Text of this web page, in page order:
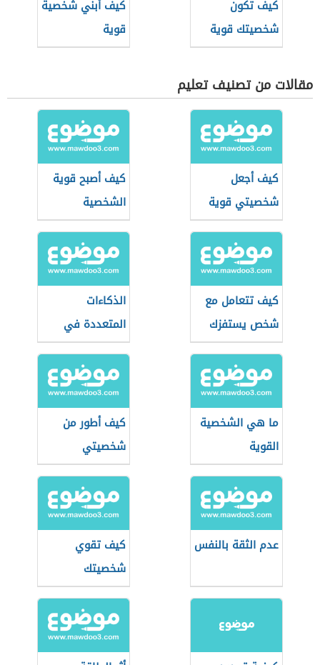
كيف تكون
شخصيتك قوية
كيف أبني شخصية
قوية
مقالات من تصنيف تعليم
كيف أجعل
شخصيتي قوية
كيف أصبح قوية
الشخصية
كيف تتعامل مع
شخص يستفزك
الذكاءات
المتعددة في
التعليم
ما هي الشخصية
القوية
كيف أطور من
شخصيتي
عدم الثقة بالنفس
كيف تقوي
شخصيتك